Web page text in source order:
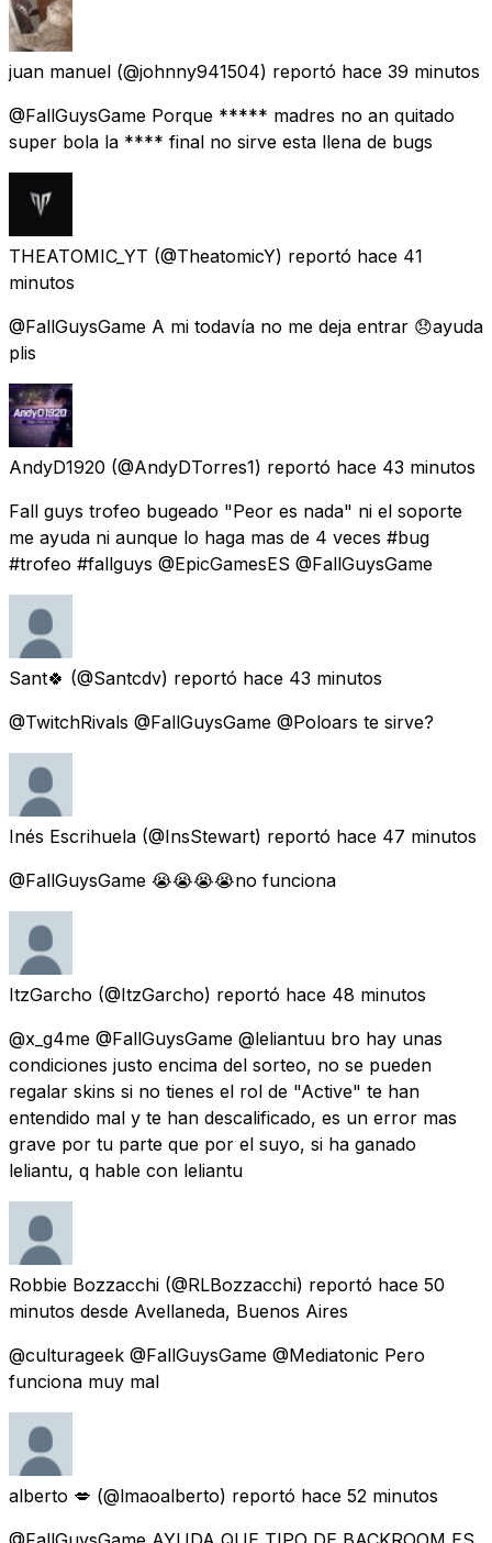
juan manuel (@johnny941504) reportó hace 39 minutos
@FallGuysGame Porque ***** madres no an quitado
super bola la **** final no sirve esta llena de bugs
THEATOMIC_YT (@TheatomicY) reportó hace 41
minutos
@FallGuysGame A mi todavía no me deja entrar 😞ayuda
plis
AndyD1920 (@AndyDTorres1) reportó hace 43 minutos
Fall guys trofeo bugeado "Peor es nada" ni el soporte
me ayuda ni aunque lo haga mas de 4 veces #bug
#trofeo #fallguys @EpicGamesES @FallGuysGame
Sant🍀 (@Santcdv) reportó hace 43 minutos
@TwitchRivals @FallGuysGame @Poloars te sirve?
Inés Escrihuela (@InsStewart) reportó hace 47 minutos
@FallGuysGame 😭😭😭😭no funciona
ItzGarcho (@ItzGarcho) reportó hace 48 minutos
@x_g4me @FallGuysGame @leliantuu bro hay unas
condiciones justo encima del sorteo, no se pueden
regalar skins si no tienes el rol de "Active" te han
entendido mal y te han descalificado, es un error mas
grave por tu parte que por el suyo, si ha ganado
leliantu, q hable con leliantu
Robbie Bozzacchi (@RLBozzacchi) reportó hace 50
minutos desde Avellaneda, Buenos Aires
@culturageek @FallGuysGame @Mediatonic Pero
funciona muy mal
alberto 💋 (@lmaoalberto) reportó hace 52 minutos